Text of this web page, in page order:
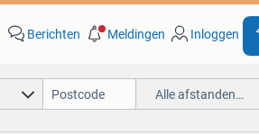
Berichten Meldingen Inloggen
Alle afstanden…